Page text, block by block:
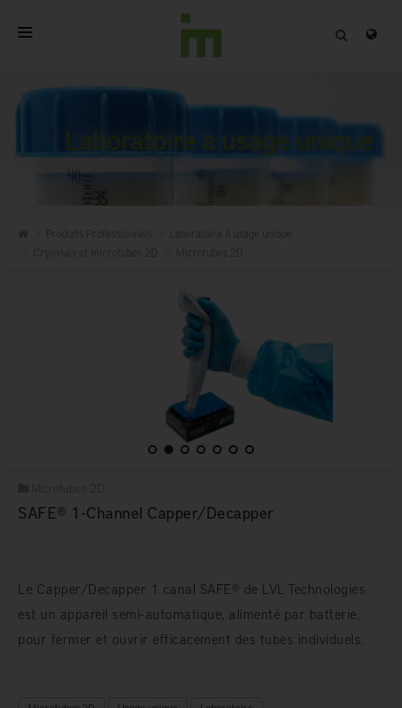
ACCUEIL
A PROPOSLaboratoire à usage unique
SAFE® 1-Channel Capper/Decapper
Le Capper/Decapper 1 canal SAFE® de LVL Technologies
est un appareil semi-automatique, alimenté par batterie,
pour fermer et ouvrir efficacement des tubes individuels.